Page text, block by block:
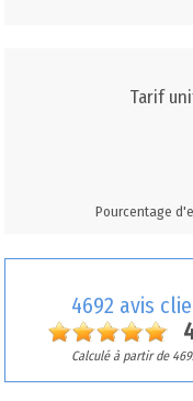
Tarif
Pourcentage
4692 avis
Calculé à partir de